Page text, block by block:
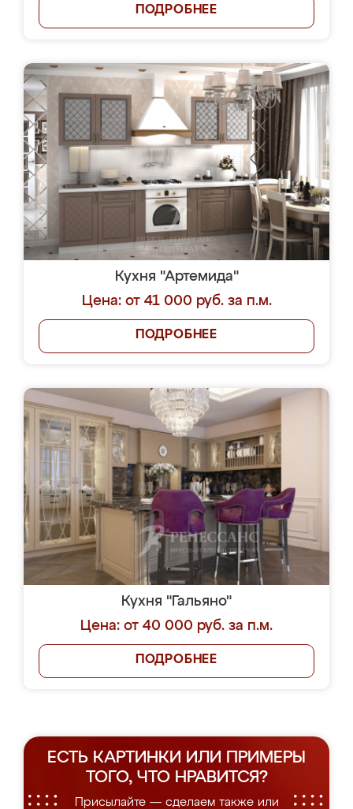
ПОДРОБНЕЕ
Кухня "Артемида"
Цена: от 41 000 руб. за п.м.
ПОДРОБНЕЕ
Кухня "Гальяно"
Цена: от 40 000 руб. за п.м.
ПОДРОБНЕЕ
ЕСТЬ КАРТИНКИ ИЛИ ПРИМЕРЫ
ТОГО, ЧТО НРАВИТСЯ?
Присылайте — сделаем также или